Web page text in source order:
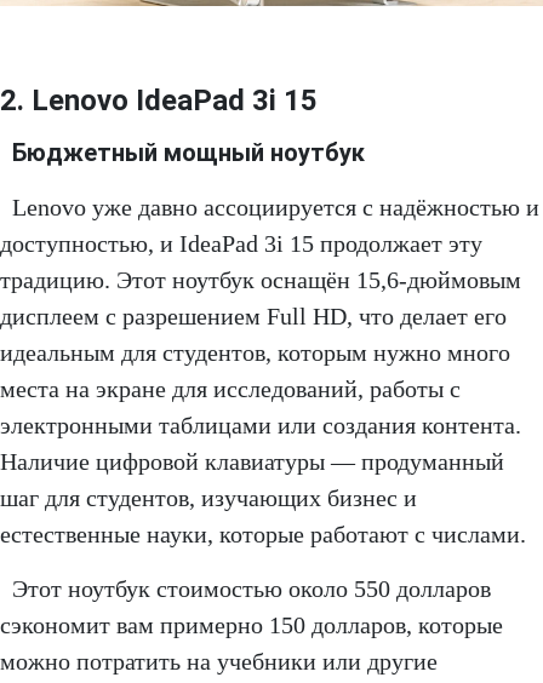
2. Lenovo IdeaPad 3i 15
Бюджетный мощный ноутбук
Lenovo уже давно ассоциируется с надёжностью и
доступностью, и IdeaPad 3i 15 продолжает эту
традицию. Этот ноутбук оснащён 15,6-дюймовым
дисплеем с разрешением Full HD, что делает его
идеальным для студентов, которым нужно много
места на экране для исследований, работы с
электронными таблицами или создания контента.
Наличие цифровой клавиатуры — продуманный
шаг для студентов, изучающих бизнес и
естественные науки, которые работают с числами.
Этот ноутбук стоимостью около 550 долларов
сэкономит вам примерно 150 долларов, которые
можно потратить на учебники или другие